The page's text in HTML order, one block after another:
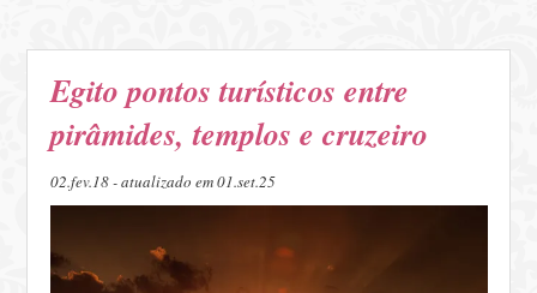
Egito pontos turísticos entre
pirâmides, templos e cruzeiro
02.fev.18 - atualizado em 01.set.25